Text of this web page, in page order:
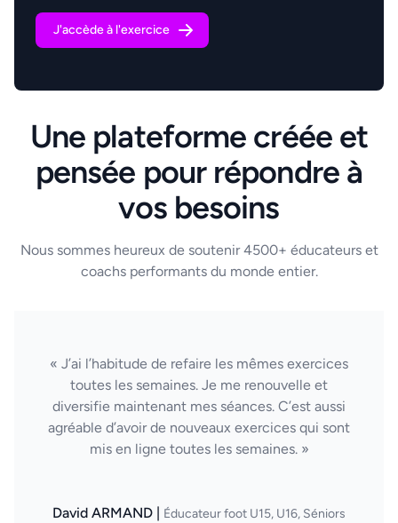
J'accède à l'exercice
Une plateforme créée et
pensée pour répondre à
vos besoins
Nous sommes heureux de soutenir 4500+ éducateurs et
coachs performants du monde entier.
« J’ai l’habitude de refaire les mêmes exercices
toutes les semaines. Je me renouvelle et
diversifie maintenant mes séances. C’est aussi
agréable d’avoir de nouveaux exercices qui sont
mis en ligne toutes les semaines. »
David ARMAND | Éducateur foot U15, U16, Séniors